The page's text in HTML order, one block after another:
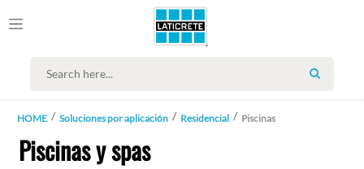
SEARCH
HOME Soluciones por aplicación Residencial Piscinas
Piscinas y spas